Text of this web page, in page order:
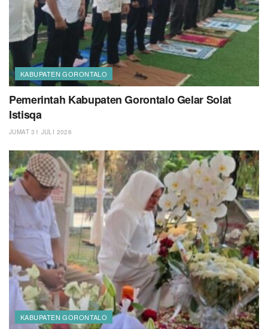
KABUPATEN GORONTALO
Pemerintah Kabupaten Gorontalo Gelar Solat
Istisqa
JUMAT 31 JULI 2026
KABUPATEN GORONTALO